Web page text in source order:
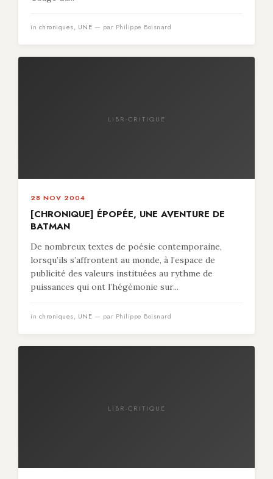
in chroniques, UNE — par Philippe Boisnard
LIBR-CRITIQUE
28 NOV 2004
[CHRONIQUE] ÉPOPÉE, UNE AVENTURE DE
BATMAN
De nombreux textes de poésie contemporaine,
lorsqu’ils s’affrontent au monde, à l’espace de
publicité des valeurs instituées au rythme de
puissances qui ont l’hégémonie sur...
in chroniques, UNE — par Philippe Boisnard
LIBR-CRITIQUE